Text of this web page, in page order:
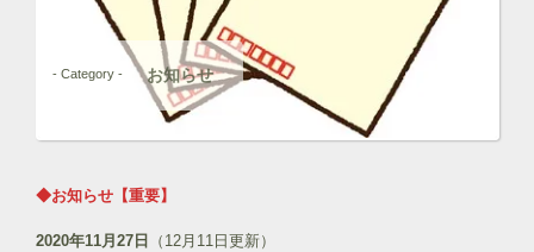
- Category - お知らせ
◆お知らせ 【重要】
2020年11月27日 （12月11日更新）